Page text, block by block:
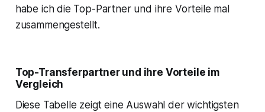
habe ich die Top-Partner und ihre Vorteile mal
zusammengestellt.
Top-Transferpartner und ihre Vorteile im
Vergleich
Diese Tabelle zeigt eine Auswahl der wichtigsten